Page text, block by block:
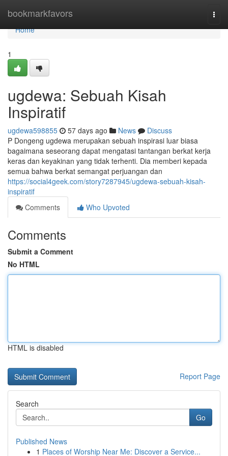
bookmarkfavors
Home
Home
1
ugdewa: Sebuah Kisah
Inspiratif
ugdewa598855 57 days ago News
Discuss
P Dongeng ugdewa merupakan sebuah inspirasi luar biasa
bagaimana seseorang dapat mengatasi tantangan berkat kerja
keras dan keyakinan yang tidak terhenti. Dia memberi kepada
semua bahwa berkat semangat perjuangan dan
https://social4geek.com/story7287945/ugdewa-sebuah-kisah-
inspiratif
Comments
Who Upvoted
Comments
Submit a Comment
No HTML
HTML is disabled
Report Page
Search
Go
Published News
1 Places of Worship Near Me: Discover a Service...